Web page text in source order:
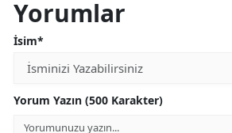
Yorumlar
İsim*
Yorum Yazın (500 Karakter)